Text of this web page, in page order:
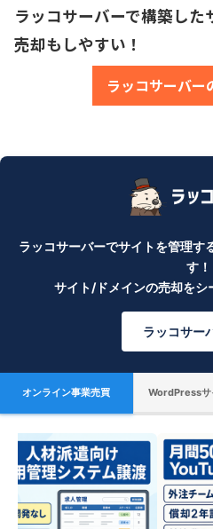
ラッコサーバーで構築した
売却もしやすい！
ラッコサーバー
ラッコサーバーでサイトを管理す
す！
サイト/ドメインの売却をシ
ラッコサー
オンライン事業売買 WordPressサ